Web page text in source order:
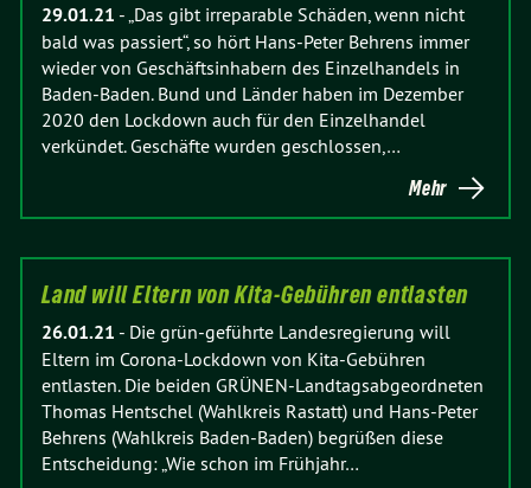
29.01.21 - „Das gibt irreparable Schäden, wenn nicht
bald was passiert“, so hört Hans-Peter Behrens immer
wieder von Geschäftsinhabern des Einzelhandels in
Baden-Baden. Bund und Länder haben im Dezember
2020 den Lockdown auch für den Einzelhandel
verkündet. Geschäfte wurden geschlossen,…
Mehr
Land will Eltern von Kita-Gebühren entlasten
26.01.21 - Die grün-geführte Landesregierung will
Eltern im Corona-Lockdown von Kita-Gebühren
entlasten. Die beiden GRÜNEN-Landtagsabgeordneten
Thomas Hentschel (Wahlkreis Rastatt) und Hans-Peter
Behrens (Wahlkreis Baden-Baden) begrüßen diese
Entscheidung: „Wie schon im Frühjahr…